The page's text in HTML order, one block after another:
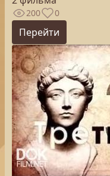
200 0
Перейти